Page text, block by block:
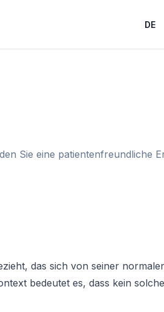
Sie eine patientenfreundliche
das sich von seiner
bedeutet es, dass kein